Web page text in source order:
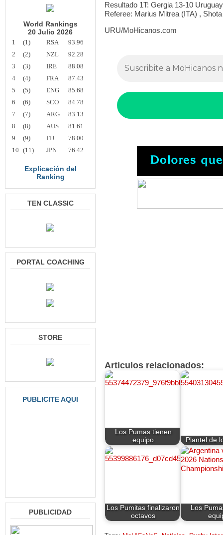
World Rankings
20 Julio 2026
1 (1) RSA
93.96
2
(2) NZL
92.28
3
(3) IRE
88.08
4
(4) FRA
87.43
5
(5) ENG
85.68
6
(6) SCO
84.78
7
(7) ARG
83.13
8
(8) AUS
81.61
9
(9) FIJ
78.00
10 (11) JPN 76.42
Explicación del
Ranking
TEN CLASSIC
PORTAL COACHING
STORE
PUBLICITE AQUI
PUBLICIDAD
Resultado 1T: Gergia 13-10 Uruguay
Referee: Marius Mitrea (ITA) ,
URU/MoHicanos.com
Articulos relacionados:
Los Pumas tienen
equipo
Plantel de
Los Pumitas finalizaron
octavos
Los